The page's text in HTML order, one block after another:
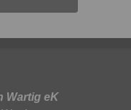
Wartig eK